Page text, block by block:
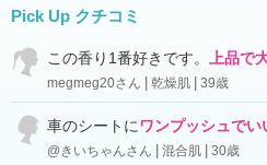
Pick Up クチコミ
この香り1番好きです。 上品で
megmeg20さん 乾燥肌 39歳
車のシートに ワンプッシュでい
@きいちゃんさん 混合肌 30歳